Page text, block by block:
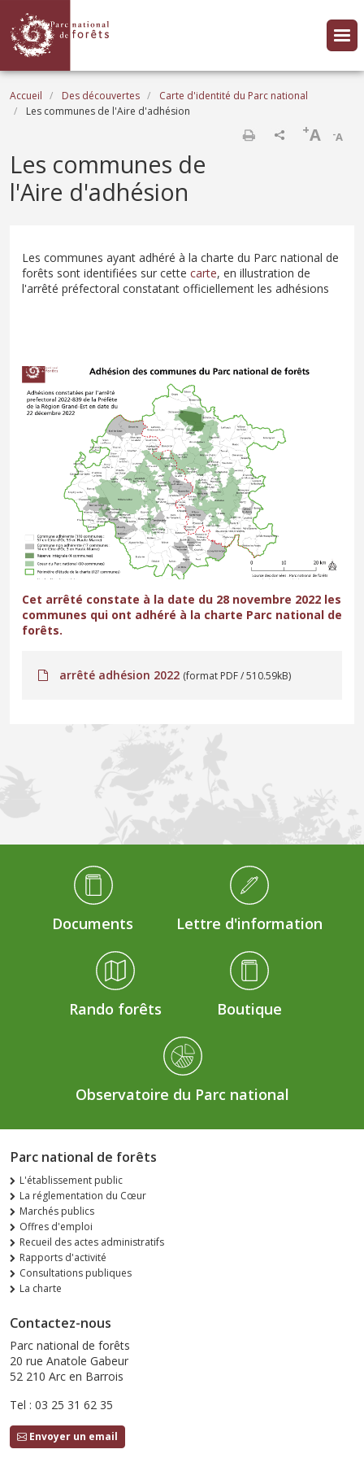
Fil d'Ariane
Accueil Des découvertes
Carte d'identité du Parc national
Les communes de l'Aire d'adhésion
-A
+A
Les communes de
l'Aire d'adhésion
Les communes ayant adhéré à la charte du Parc national de
forêts sont identifiées sur cette carte, en illustration de
l'arrêté préfectoral constatant officiellement les adhésions
Cet arrêté constate à la date du 28 novembre 2022 les
communes qui ont adhéré à la charte Parc national de
forêts.
arrêté adhésion 2022 (format PDF / 510.59kB)
Médiathèque Footer
Documents Lettre d'information
Rando forêts Boutique
Observatoire du Parc national
Parc national de forêts
L'établissement public
La réglementation du Cœur
Marchés publics
Offres d'emploi
Recueil des actes administratifs
Rapports d'activité
Consultations publiques
La charte
Contactez-nous
Parc national de forêts
20 rue Anatole Gabeur
52 210 Arc en Barrois
Tel : 03 25 31 62 35
Envoyer un email